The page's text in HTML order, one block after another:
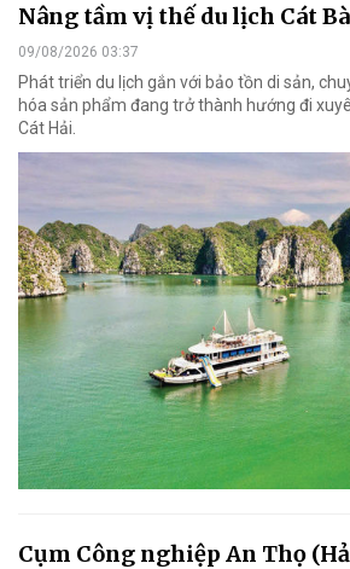
Nâng tầm vị thế du lịch Cát Bà
09/08/2026 03:37
Phát triển du lịch gắn với bảo tồn di sản,
hóa sản phẩm đang trở thành hướng đi
Cát Hải.
Cụm Công nghiệp An Thọ